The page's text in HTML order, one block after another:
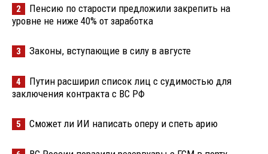
2
Пенсию по старости предложили закрепить на
уровне не ниже 40% от заработка
3 Законы, вступающие в силу в августе
4
Путин расширил список лиц с судимостью для
заключения контракта с ВС РФ
5 Сможет ли ИИ написать оперу и спеть арию